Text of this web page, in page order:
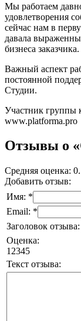
Мы работаем
удовлетворения
сейчас нам в
давала
бизнеса заказчика.
Важный аспект
постоянной
Студии.
Участник
www.platforma.pro
Отзывы о
Средняя оценка:
Добавить отзыв:
Имя: *
Email: *
Заголовок отзыва:
Оценка:
1 2345
Текст отзыва: